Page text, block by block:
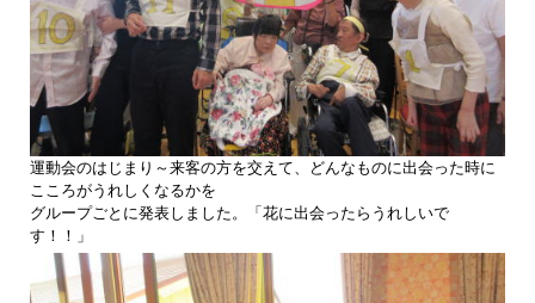
運動会のはじまり～来客の方を交えて、どんなものに出会った時に
こころがうれしくなるかを
グループごとに発表しました。「花に出会ったらうれしいで
す！！」